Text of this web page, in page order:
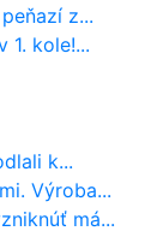
z...
1. kole!...
k...
Výroba...
má...